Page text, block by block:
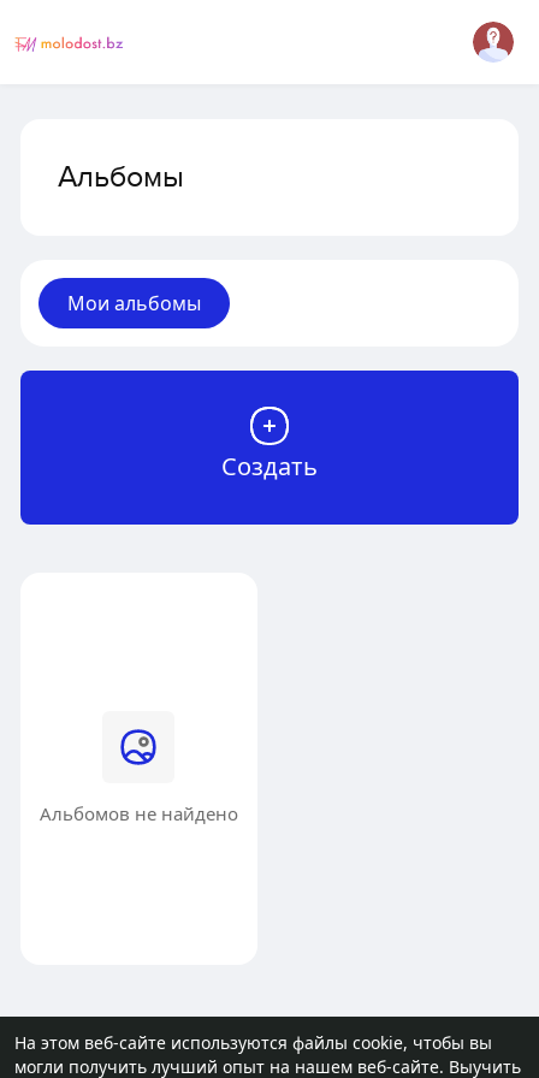
На этом веб-сайте используются файлы cookie, чтобы вы
могли получить лучший опыт на нашем веб-сайте. Выучить
Альбомы
Мои альбомы
Создать
Альбомов не найдено
© 2026 molodost.bz